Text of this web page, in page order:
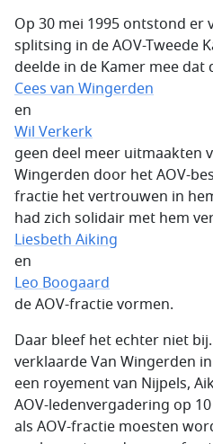
Op 30 mei 1995 ontstond er
splitsing in de AOV-Tweede
deelde in de Kamer mee dat
Cees van Wingerden
en
Wil Verkerk
geen deel meer uitmaakten
Wingerden door het AOV-
fractie het vertrouwen in
had zich solidair met hem
Liesbeth Aiking
en
Leo Boogaard
de AOV-fractie vormen.
Daar bleef het echter niet
verklaarde Van Wingerden
een royement van Nijpels,
AOV-ledenvergadering op
als AOV-fractie moesten